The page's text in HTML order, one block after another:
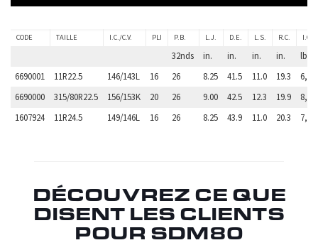
CODE TAILLE I.C./C.V. PLI P.B. L.J. D.E. L.S. R.C.
32nds in. in. in. in.
lbs.
6690001
11R22.5 146/143L 16 26 8.25 41.5 11.0 19.3
6690000
315/80R22.5 156/153K 20 26 9.00 42.5 12.3 19.9
1607924
11R24.5 149/146L 16 26 8.25 43.9 11.0 20.3
DÉCOUVREZ CE QUE
DISENT LES CLIENTS
POUR SDM80